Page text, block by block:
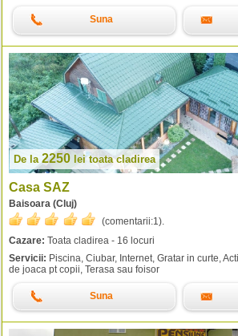
Suna
De la 2250 leitoata cladirea
Casa SAZ
Baisoara (Cluj)
(comentarii:1 ).
Cazare: Toata cladirea - 16 locuri
Servicii: Piscina, Ciubar, Internet, Gratar in curte,
de joaca pt copii, Terasa sau foisor
Suna